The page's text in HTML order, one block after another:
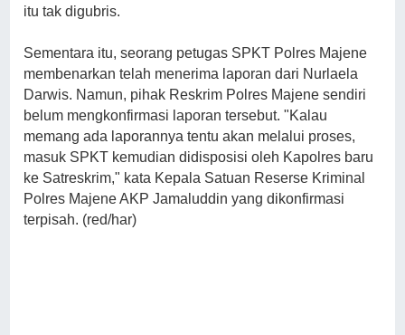
itu tak digubris.
Sementara itu, seorang petugas SPKT Polres Majene
membenarkan telah menerima laporan dari Nurlaela
Darwis. Namun, pihak Reskrim Polres Majene sendiri
belum mengkonfirmasi laporan tersebut. "Kalau
memang ada laporannya tentu akan melalui proses,
masuk SPKT kemudian didisposisi oleh Kapolres baru
ke Satreskrim," kata Kepala Satuan Reserse Kriminal
Polres Majene AKP Jamaluddin yang dikonfirmasi
terpisah. (red/har)